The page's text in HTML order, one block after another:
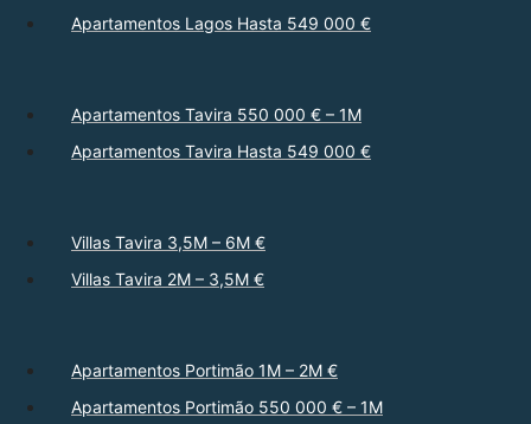
Apartamentos Lagos Hasta 549 000 €
Apartamentos Tavira 550 000 € – 1M
Apartamentos Tavira Hasta 549 000 €
Villas Tavira 3,5M – 6M €
Villas Tavira 2M – 3,5M €
Apartamentos Portimão 1M – 2M €
Apartamentos Portimão 550 000 € – 1M